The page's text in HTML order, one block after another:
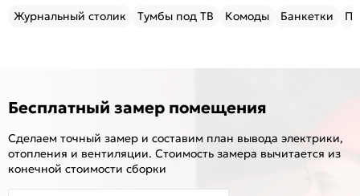
Журнальный столик Тумбы под ТВ Комоды Банкетки
Бесплатный замер помещения
Сделаем точный замер и составим план вывода электрики,
отопления и вентиляции. Стоимость замера вычитается из
конечной стоимости сборки